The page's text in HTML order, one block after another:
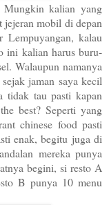
kalian yang
jejeran mobil di depan
Lempuyangan, kalau
ini kalian harus buru-
Walaupun namanya
jaman saya kecil
tidak tau pasti kapan
best? Seperti yang
chinese food pasti
enak, begitu juga di
mereka punya
begini, si resto A
B punya 10 menu